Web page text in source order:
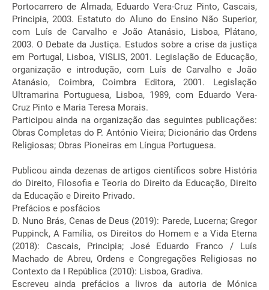
Portocarrero de Almada, Eduardo Vera-Cruz Pinto, Cascais,
Principia, 2003. Estatuto do Aluno do Ensino Não Superior,
com Luís de Carvalho e João Atanásio, Lisboa, Plátano,
2003. O Debate da Justiça. Estudos sobre a crise da justiça
em Portugal, Lisboa, VISLIS, 2001. Legislação de Educação,
organização e introdução, com Luís de Carvalho e João
Atanásio, Coimbra, Coimbra Editora, 2001. Legislação
Ultramarina Portuguesa, Lisboa, 1989, com Eduardo Vera-
Cruz Pinto e Maria Teresa Morais.
Participou ainda na organização das seguintes publicações:
Obras Completas do P. António Vieira; Dicionário das Ordens
Religiosas; Obras Pioneiras em Língua Portuguesa.
Publicou ainda dezenas de artigos científicos sobre História
do Direito, Filosofia e Teoria do Direito da Educação, Direito
da Educação e Direito Privado.
Prefácios e posfácios
D. Nuno Brás, Cenas de Deus (2019): Parede, Lucerna; Gregor
Puppinck, A Família, os Direitos do Homem e a Vida Eterna
(2018): Cascais, Principia; José Eduardo Franco / Luís
Machado de Abreu, Ordens e Congregações Religiosas no
Contexto da I República (2010): Lisboa, Gradiva.
Escreveu ainda prefácios a livros da autoria de Mónica